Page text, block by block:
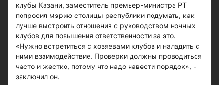
клубы Казани, заместитель премьер-министра РТ
попросил мэрию столицы республики подумать, как
лучше выстроить отношения с руководством ночных
клубов для повышения ответственности за это.
«Нужно встретиться с хозяевами клубов и наладить с
ними взаимодействие. Проверки должны проводиться
часто и жестко, потому что надо навести порядок», -
заключил он.